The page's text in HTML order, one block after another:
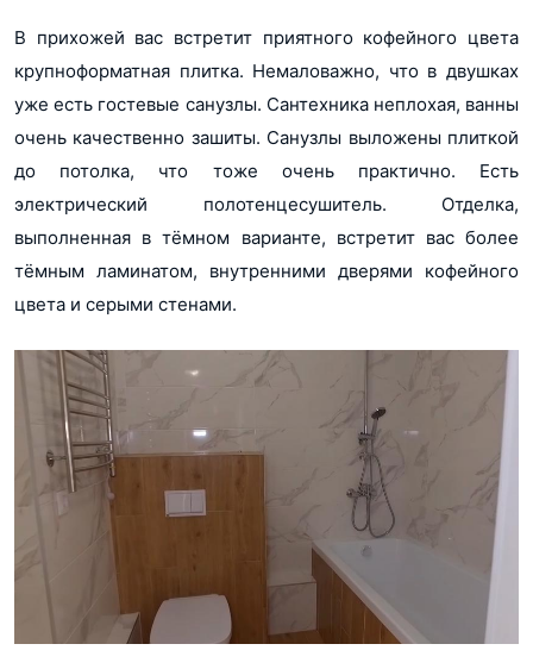
В прихожей вас встретит приятного кофейного цвета
крупноформатная плитка. Немаловажно, что в двушках
уже есть гостевые санузлы. Сантехника неплохая, ванны
очень качественно зашиты. Санузлы выложены плиткой
до потолка, что тоже очень практично. Есть
электрический полотенцесушитель. Отделка,
выполненная в тёмном варианте, встретит вас более
тёмным ламинатом, внутренними дверями кофейного
цвета и серыми стенами.